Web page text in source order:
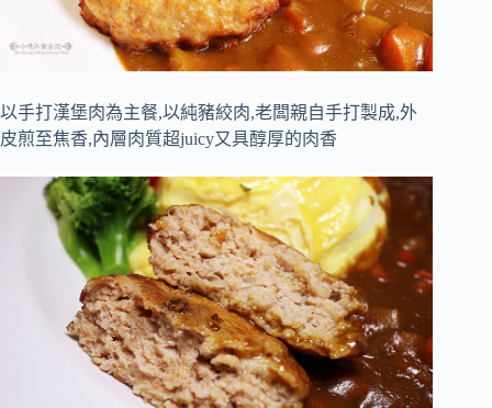
以手打漢堡肉為主餐,以純豬絞肉,老闆親自手打製成,外
皮煎至焦香,內層肉質超juicy又具醇厚的肉香